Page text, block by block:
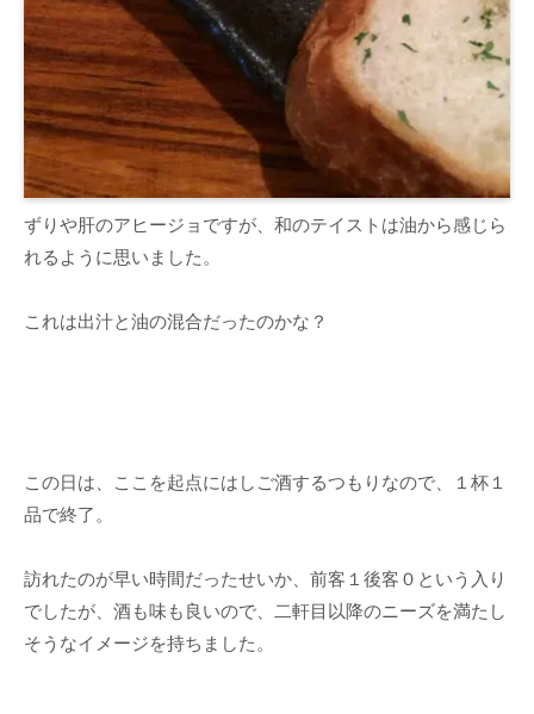
ずりや肝のアヒージョですが、和のテイストは油から感じら
れるように思いました。
これは出汁と油の混合だったのかな？
この日は、ここを起点にはしご酒するつもりなので、１杯１
品で終了。
訪れたのが早い時間だったせいか、前客１後客０という入り
でしたが、酒も味も良いので、二軒目以降のニーズを満たし
そうなイメージを持ちました。